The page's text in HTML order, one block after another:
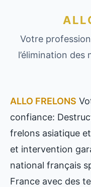
Votre
l’élimination
ALLO FRELONS
confiance:
frelons asiatique
et intervention
national français
France avec des